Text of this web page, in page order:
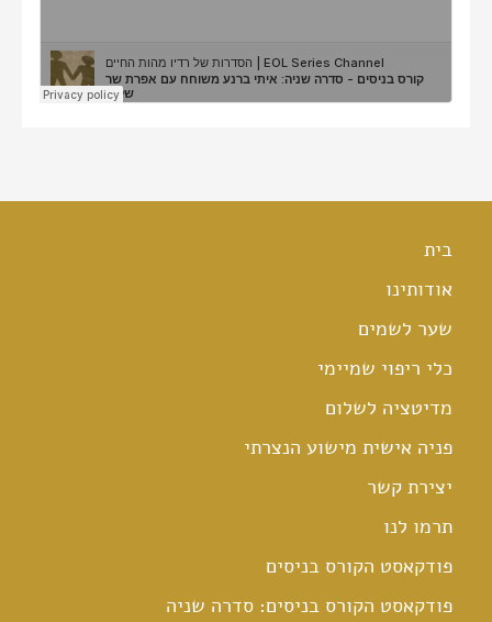
בית
אודותינו
שער לשמים
כלי ריפוי שמיימי
מדיטציה לשלום
פניה אישית מישוע הנצרתי
יצירת קשר
תרמו לנו
פודקאסט הקורס בניסים
פודקאסט הקורס בניסים: סדרה שניה